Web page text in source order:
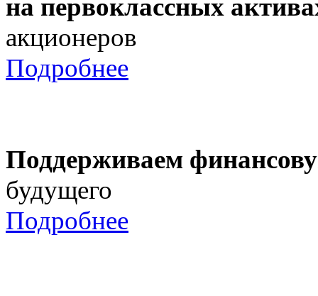
на первоклассных
акционеров
Подробнее
Поддерживаем
будущего
Подробнее